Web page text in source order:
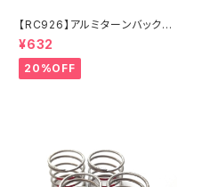
【RC926】アルミターンバック
ル 25mm 2本入り KNブル
ー KN-TB25KB
¥632
20%OFF